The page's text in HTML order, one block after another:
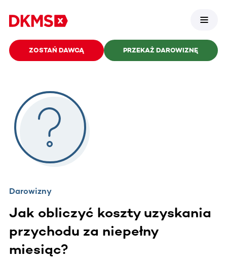
ZOSTAŃ DAWCĄ PRZEKAŻ DAROWIZNĘ
Darowizny
Jak obliczyć koszty uzyskania
przychodu za niepełny
miesiąc?